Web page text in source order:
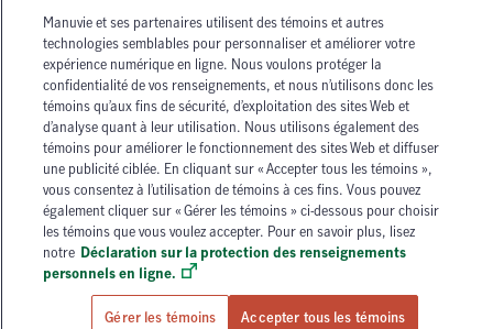
Le nom Manuvie, la lettre« M » stylisée et le nom Manuvie accompagné de la lettre
stylisée sont des marques de commerce de La Compagnie d’Assurance-Vie Manufacturers
qu’elle et ses sociétés affiliées utilisent sous licence. © La Compagnie d’Assurance-Vie
Manufacturers, 2026. Tous droits réservés. Manuvie,
P.O. Box 670, STN Waterloo,
Waterloo (Ontario) N2J 4B8
Les circonstances individuelles peuvent varier. Vous pouvez communiquer avec l’un des
conseillers en assurance autorisés de Manuvie ou avec votre agent d’assurance autorisé si
vous avez besoin de conseils sur vos besoins en matière d’assurance.
Manuvie et ses partenaires utilisent des témoins et autres
technologies semblables pour personnaliser et améliorer votre
expérience numérique en ligne. Nous voulons protéger la
confidentialité de vos renseignements, et nous n’utilisons donc les
témoins qu’aux fins de sécurité, d’exploitation des sites Web et
d’analyse quant à leur utilisation. Nous utilisons également des
témoins pour améliorer le fonctionnement des sites Web et diffuser
une publicité ciblée. En cliquant sur « Accepter tous les témoins »,
vous consentez à l’utilisation de témoins à ces fins. Vous pouvez
également cliquer sur « Gérer les témoins » ci-dessous pour choisir
les témoins que vous voulez accepter. Pour en savoir plus, lisez
notre Déclaration sur la protection des renseignements
personnels en ligne.
Gérer les témoins Accepter tous les témoins